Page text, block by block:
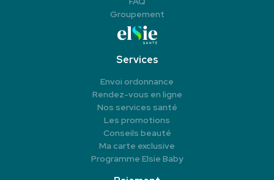
Groupement
Services
Envoi ordonnance
Rendez-vous en ligne
Nos services santé
Les promotions
Conseils beauté
Ma carte exclusive
Programme Elsie Baby